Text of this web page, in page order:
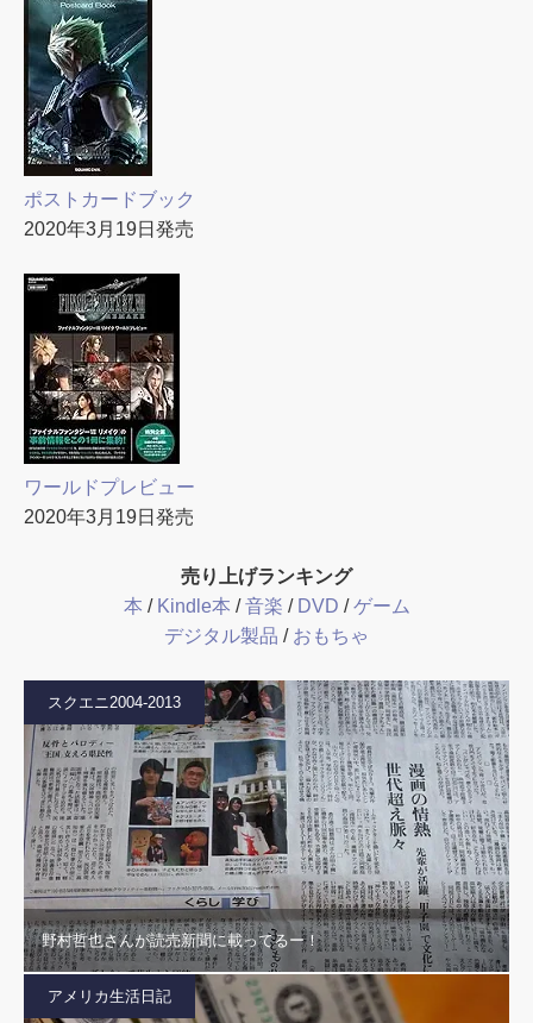
ポストカードブック
2020年3月19日発売
ワールドプレビュー
2020年3月19日発売
売り上げランキング
本 / Kindle本 /音楽 / DVD /ゲーム
デジタル製品 / おもちゃ
スクエニ2004-2013
野村哲也さんが読売新聞に載ってるー！
アメリカ生活日記